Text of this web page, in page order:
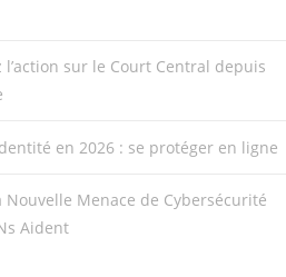
sur le Court Central depuis
en 2026 : se protéger en ligne
Nouvelle Menace de Cybersécurité
Aident